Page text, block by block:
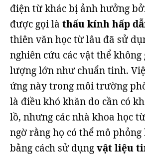
điện từ khác bị ảnh hưởng
được gọi là thấu kính hấp
thiên văn học từ lâu đã sử
nghiên cứu các vật thể
lượng lớn như chuẩn tinh.
ứng này trong môi trường
là điều khó khăn do cần có
lồ, nhưng các nhà khoa học
ngờ rằng họ có thể mô
bằng cách sử dụngvật liệu